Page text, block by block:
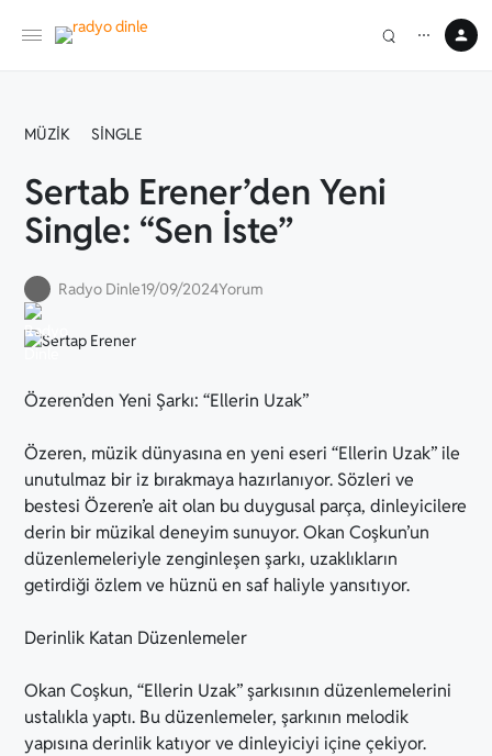
⋯
MÜZIK SINGLE
Sertab Erener’den Yeni
Single: “Sen İste”
Radyo Dinle19/09/2024Yorum
Özeren’den Yeni Şarkı: “Ellerin Uzak”
Özeren, müzik dünyasına en yeni eseri “Ellerin Uzak” ile
unutulmaz bir iz bırakmaya hazırlanıyor. Sözleri ve
bestesi Özeren’e ait olan bu duygusal parça, dinleyicilere
derin bir müzikal deneyim sunuyor. Okan Coşkun’un
düzenlemeleriyle zenginleşen şarkı, uzaklıkların
getirdiği özlem ve hüznü en saf haliyle yansıtıyor.
Derinlik Katan Düzenlemeler
Okan Coşkun, “Ellerin Uzak” şarkısının düzenlemelerini
ustalıkla yaptı. Bu düzenlemeler, şarkının melodik
yapısına derinlik katıyor ve dinleyiciyi içine çekiyor.